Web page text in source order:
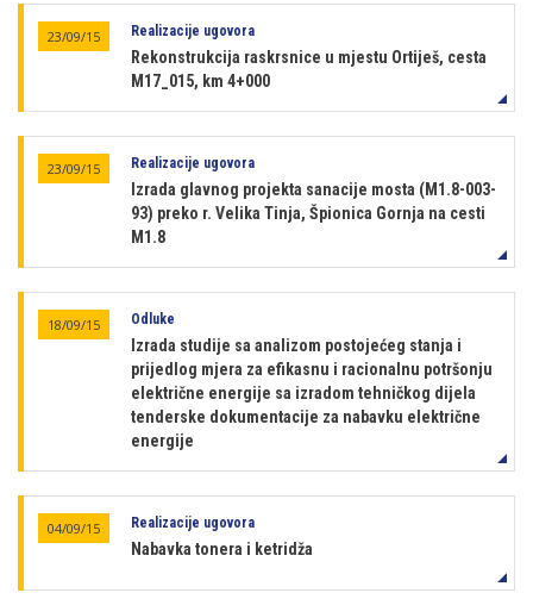
23/09/15 Realizacije ugovora
Rekonstrukcija raskrsnice u mjestu Ortiješ, cesta
M17_015, km 4+000
23/09/15 Realizacije ugovora
Izrada glavnog projekta sanacije mosta (M1.8-003-
93) preko r. Velika Tinja, Špionica Gornja na cesti
M1.8
18/09/15 Odluke
Izrada studije sa analizom postojećeg stanja i
prijedlog mjera za efikasnu i racionalnu potršonju
električne energije sa izradom tehničkog dijela
tenderske dokumentacije za nabavku električne
energije
04/09/15 Realizacije ugovora
Nabavka tonera i ketridža